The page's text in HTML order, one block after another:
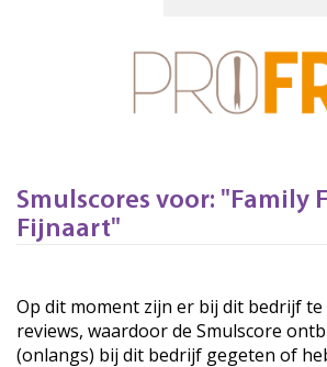
Smulscores voor: "Family
Fijnaart"
Op dit moment zijn er bij dit bedrijf te
reviews, waardoor de Smulscore
(onlangs) bij dit bedrijf gegeten of